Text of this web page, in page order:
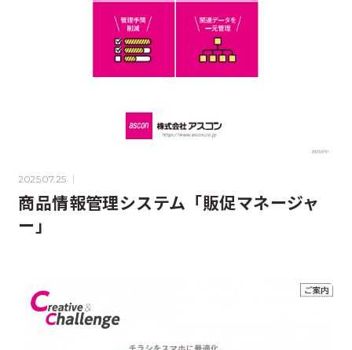
2025.07.25
商品情報管理システム「販促マネージャ
ー」